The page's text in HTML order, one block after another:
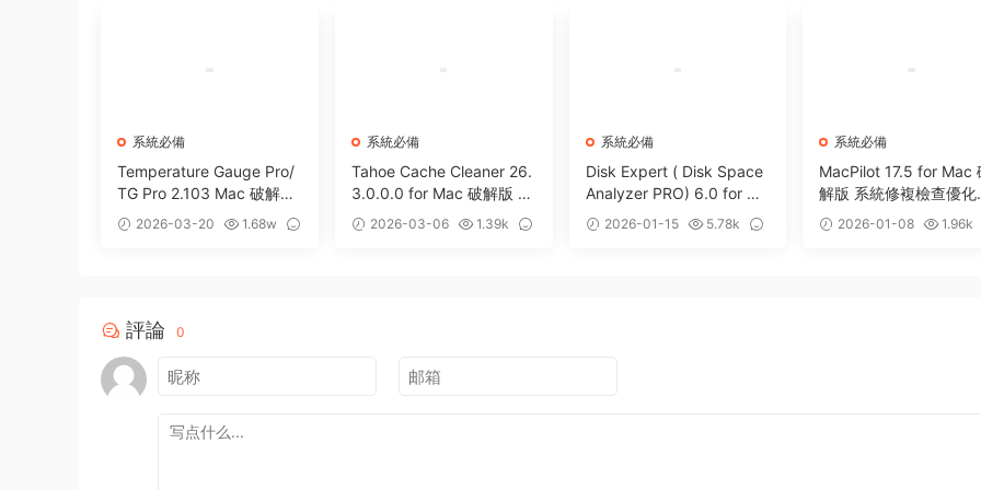
系統必備
Temperature Gauge Pro/
TG Pro 2.103 Mac 破解版
優秀硬件溫度監測工具
2026-03-20
1.68w
系統必備
Tahoe Cache Cleaner 26.
3.0.0.0 for Mac 破解版 Ta
hoe系統優化防病毒清理軟
件
2026-03-06
1.39k
系統必備
Disk Expert ( Disk Space
Analyzer PRO) 6.0 for Ma
c 磁盤分析管理清理工具
2026-01-15
5.78k
系統必備
MacPilot 17.5 for Mac
解版 系統修複檢查優化
具 2026-01-08
1.96k
評論 0